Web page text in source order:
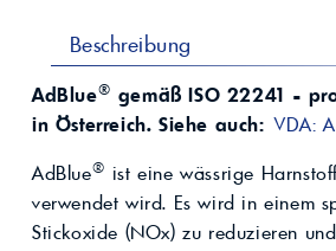
Industrieöle
Traktoröle
Hydrauliköle
Schmierfette
Spezialöle
Entschwefelung
und Farbmittel für
REFLEX Total
VW
Beschreibung
AdBlue® gemäß ISO 22241 -
in Österreich. Siehe auch:VDA:
AdBlue® ist eine wässrige
verwendet wird. Es wird in einem
Stickoxide (NOx) zu reduzieren